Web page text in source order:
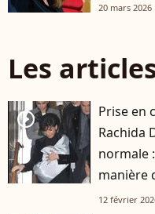
20 mars 2026
Les
player2
Prise en
Rachida
normale
manière
12 février